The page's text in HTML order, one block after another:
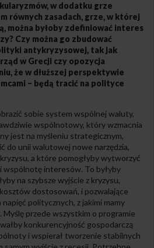
w dodatku grze
równych zasadach, grze, w której
można byłoby zdefiniować interes
Czy można go zbudować
antykryzysowej, tak jak
w Grecji czy opozycja
że w dłuższej perspektywie
– będą tracić na polityce
sobie system wspólnej waluty,
wspólnotowy, który wzmacnia
jest na myśleniu strategicznym,
do unii walutowej nowe narzędzia,
a które pomogłyby wytworzyć
wspólnotę interesów. To byłyby
na szybsze wyjście z kryzysu,
dostosowań, i pozwalające
politycznych, z jakimi mamy
Myślę przede wszystkim o programie
konkurencyjność gospodarczą
i wspierał tworzenie stabilnych